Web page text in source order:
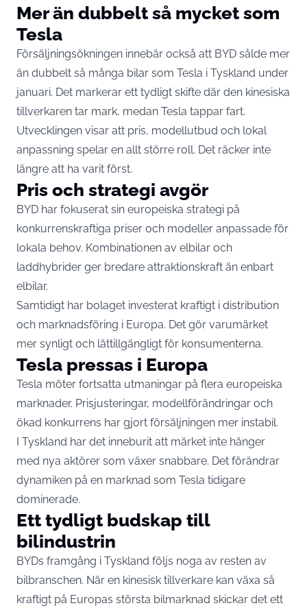
Mer än dubbelt så mycket som
Tesla
Försäljningsökningen innebär också att BYD sålde mer
än dubbelt så många bilar som Tesla i Tyskland under
januari. Det markerar ett tydligt skifte där den kinesiska
tillverkaren tar mark, medan Tesla tappar fart.
Utvecklingen visar att pris, modellutbud och lokal
anpassning spelar en allt större roll. Det räcker inte
längre att ha varit först.
Pris och strategi avgör
BYD har fokuserat sin europeiska strategi på
konkurrenskraftiga priser och modeller anpassade för
lokala behov. Kombinationen av elbilar och
laddhybrider ger bredare attraktionskraft än enbart
elbilar.
Samtidigt har bolaget investerat kraftigt i distribution
och marknadsföring i Europa. Det gör varumärket
mer synligt och lättillgängligt för konsumenterna.
Tesla pressas i Europa
Tesla möter fortsatta utmaningar på flera europeiska
marknader. Prisjusteringar, modellförändringar och
ökad konkurrens har gjort försäljningen mer instabil.
I Tyskland har det inneburit att märket inte hänger
med nya aktörer som växer snabbare. Det förändrar
dynamiken på en marknad som Tesla tidigare
dominerade.
Ett tydligt budskap till
bilindustrin
BYDs framgång i Tyskland följs noga av resten av
bilbranschen. När en kinesisk tillverkare kan växa så
kraftigt på Europas största bilmarknad skickar det ett